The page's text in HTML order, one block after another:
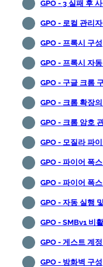
GPO - 3 실패 후
GPO - 로컬 관리
GPO - 프록시 구성
GPO - 프록시 자
GPO - 구글 크롬
GPO - 크롬 확장
GPO - 크롬 암호
GPO - 모질라 파
GPO - 파이어 폭
GPO - 파이어 폭
GPO - 자동 실행
GPO - SMBv1 비
GPO - 게스트 계
GPO - 방화벽 구성